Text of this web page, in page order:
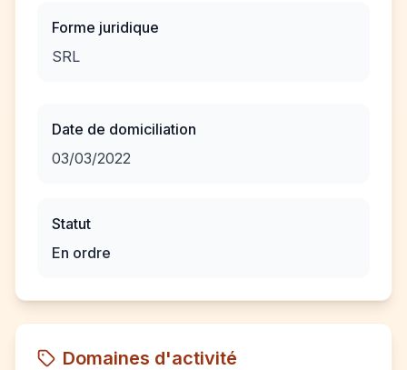
Forme juridique
SRL
Date de domiciliation
03/03/2022
Statut
En ordre
Domaines d'activité